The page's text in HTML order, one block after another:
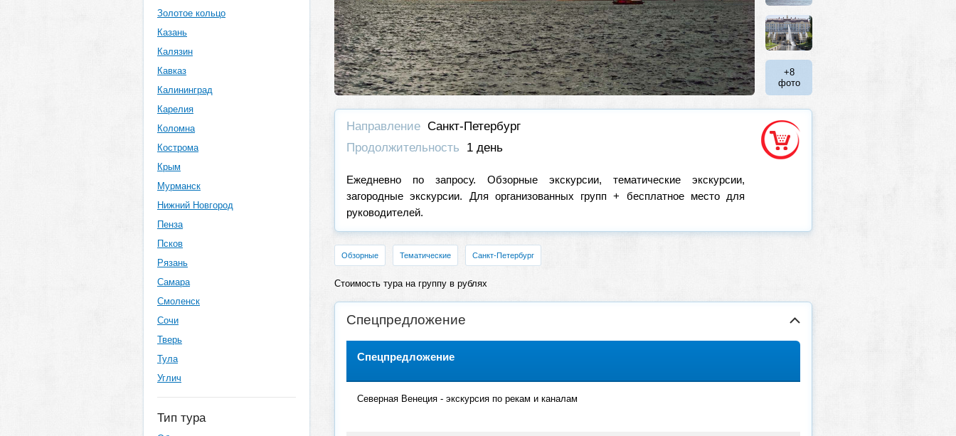
Золотое кольцо
Казань
Калязин
Кавказ
Калининград
Карелия
Коломна
Кострома
Крым
Мурманск
Нижний Новгород
Пенза
Псков
Рязань
Самара
Смоленск
Сочи
Тверь
Тула
Углич
Тип тура
+8
фото
Направление Санкт-Петербург
Продолжительность
1 день
Ежедневно по запросу. Обзорные экскурсии, тематические экскурсии,
загородные экскурсии. Для организованных групп + бесплатное место для
руководителей.
Обзорные Тематические Санкт-Петербург
Стоимость тура на группу в рублях
Спецпредложение
Спецпредложение
Северная Венеция - экскурсия по рекам и каналам